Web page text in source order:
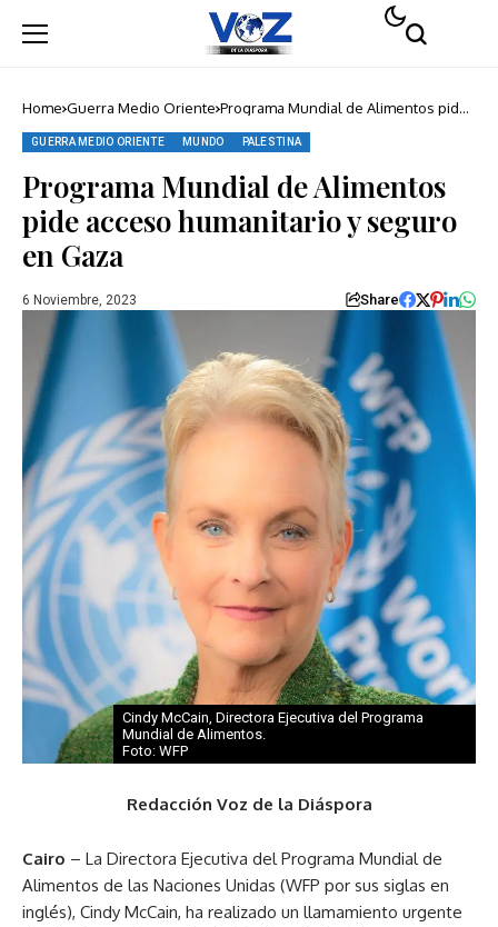
Home Guerra Medio Oriente Programa Mundial de Alimentos pide
GUERRA MEDIO ORIENTE MUNDO PALESTINA
Programa Mundial de Alimentos
pide acceso humanitario y seguro
en Gaza
6 Noviembre, 2023 Share
Cindy McCain, Directora Ejecutiva del Programa
Mundial de Alimentos.
Foto: WFP
Redacción Voz de la Diáspora
Cairo – La Directora Ejecutiva del Programa Mundial de
Alimentos de las Naciones Unidas (WFP por sus siglas en
inglés), Cindy McCain, ha realizado un llamamiento urgente